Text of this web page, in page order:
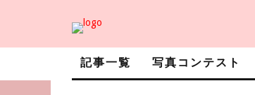
記事一覧 写真コンテスト